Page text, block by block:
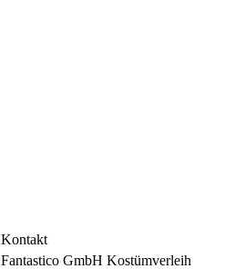
Kontakt
Fantastico GmbH Kostümverleih